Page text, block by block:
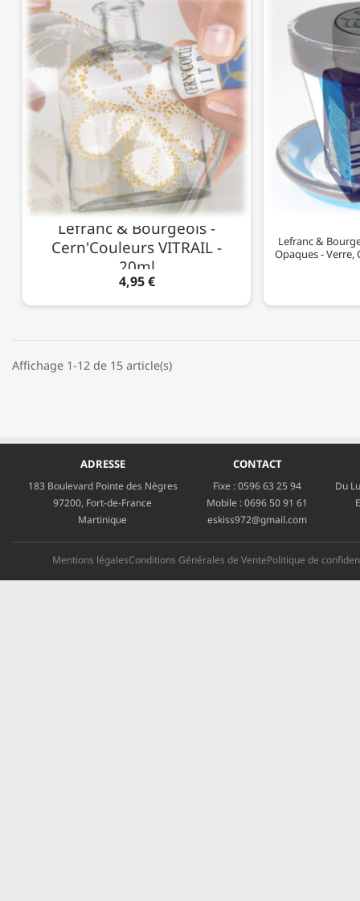
Lefranc & Bourgeois -
Cern'Couleurs VITRAIL -
20ml
4,95 €
Lefranc &
Opaques - Verre,
Affichage 1-12 de 15 article(s)
ADRESSE
183 Boulevard Pointe des Nègres
97200, Fort-de-France
Martinique
CONTACT
Fixe :0596 63 25 94
Mobile :0696 50 91 61
eskiss972@gmail.com
Du
Mentions légalesConditions Générales de VentePolitique de